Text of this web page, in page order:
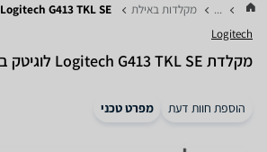
... מקלדות באילת Logitech G413 TKL SE באילת
Logitech
‏מקלדת Logitech G413 TKL SE לוגיטק באילת
הוספת חוות דעת מפרט טכני